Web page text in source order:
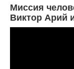
Миссия
Виктор Арий